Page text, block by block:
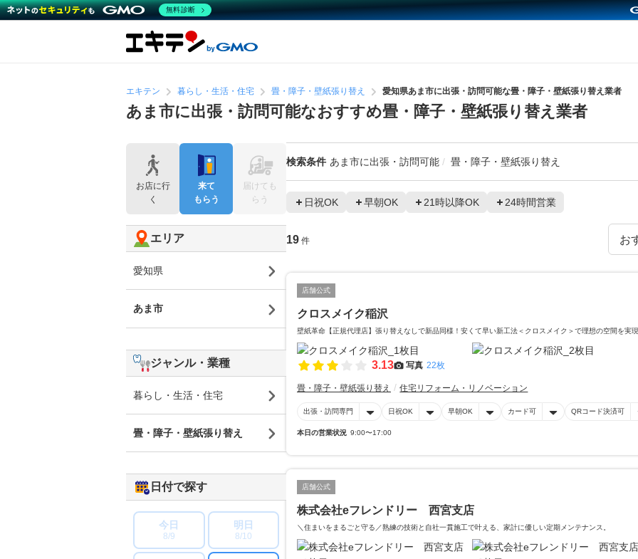
エキテン 暮らし・生活・住宅 畳・障子・壁紙張り替え 愛知県あま市に出張・訪問可能な畳・障子・壁紙張り替え業者
あま市に出張・訪問可能なおすすめ畳・障子・壁紙張り替え業者
検索条件 あま市に出張・訪問可能 畳・障子・壁紙張り替え
日祝OK 早朝OK 21時以降OK 24時間営業
19 件
店舗公式
クロスメイク稲沢
壁紙革命【正規代理店】張り替えなしで新品同様！安くて早い新工法＜クロスメイク＞で理想の空間を実
3.13 写真 22枚
畳・障子・壁紙張り替え 住宅リフォーム・リノベーション
出張・訪問専門 日祝OK 早朝OK カード可 QRコード決済可
本日の営業状況 9:00〜17:00
店舗公式
株式会社eフレンドリー 西宮支店
＼住まいをまるごと守る／熟練の技術と自社一貫施工で叶える、家計に優しい定期メンテナンス。
お店に行
く
来て
もらう
届けても
らう
エリア
愛知県
あま市
ジャンル・業種
暮らし・生活・住宅
畳・障子・壁紙張り替え
日付で探す
今日
8/9
明日
8/10
無料診断